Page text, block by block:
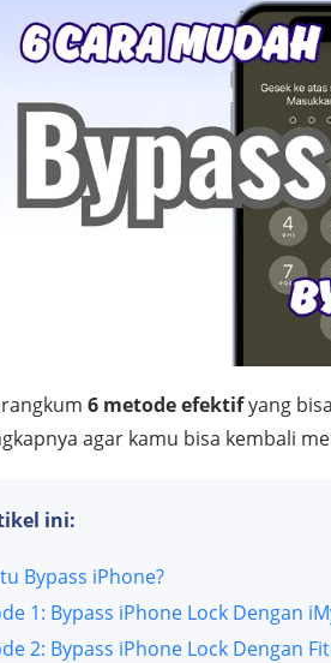
6 metode efektifyang
agar kamu bisa kembali
ini:
Bypass iPhone?
1: Bypass iPhone Lock Dengan
2: Bypass iPhone Lock Dengan